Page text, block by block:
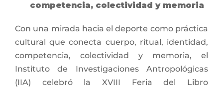
competencia, colectividad y memoria
Con una mirada hacia el deporte como práctica
cultural que conecta cuerpo, ritual, identidad,
competencia, colectividad y memoria, el
Instituto de Investigaciones Antropológicas
(IIA) celebró la XVIII Feria del Libro